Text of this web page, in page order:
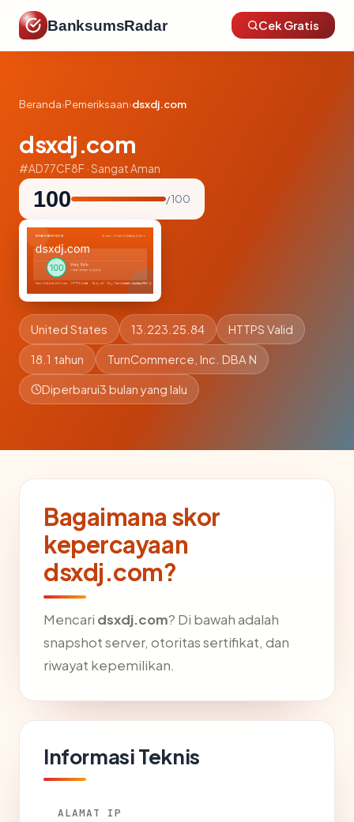
BanksumsRadar Cek Gratis
Beranda›Pemeriksaan›dsxdj.com
dsxdj.com
#AD77CF8F · Sangat Aman
100 / 100
United States 13.223.25.84 HTTPS Valid
18.1 tahun TurnCommerce, Inc. DBA N
Diperbarui3 bulan yang lalu
Bagaimana skor
kepercayaan
dsxdj.com?
Mencari dsxdj.com? Di bawah adalah
snapshot server, otoritas sertifikat, dan
riwayat kepemilikan.
Informasi Teknis
ALAMAT IP